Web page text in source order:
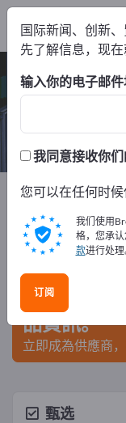
泡罩包装机
1
Exportpages 机
在
在
品資訊。
立即成為供應商
甄选
国际新闻、创新
先了解信息，现在
输入你的电子邮件
我同意接收你们
您可以在任何时候
我们使用
格，您承
款进行处理
订阅